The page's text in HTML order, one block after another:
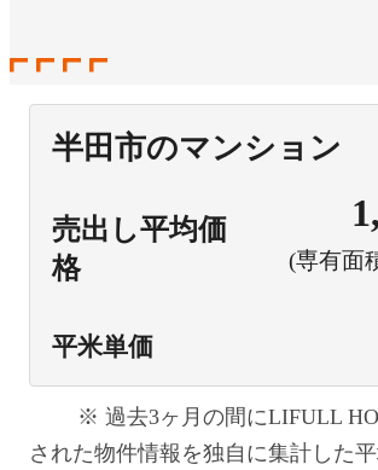
半田市のマンション
売出し平均価
格
(専有面
平米単価
過去3ヶ月の間にLIFULL
された物件情報を独自に集計した